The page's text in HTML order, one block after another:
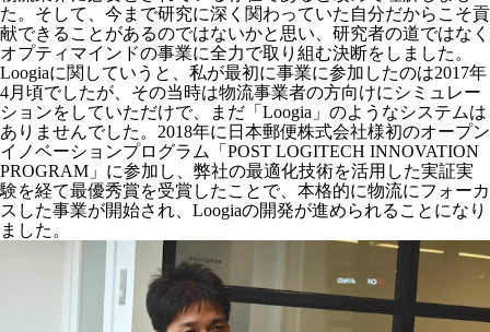
た。そして、今まで研究に深く関わっていた自分だからこそ貢
献できることがあるのではないかと思い、研究者の道ではなく
オプティマインドの事業に全力で取り組む決断をしました。
Loogiaに関していうと、私が最初に事業に参加したのは2017年
4月頃でしたが、その当時は物流事業者の方向けにシミュレー
ションをしていただけで、まだ「Loogia」のようなシステムは
ありませんでした。2018年に日本郵便株式会社様初のオープン
イノベーションプログラム「POST LOGITECH INNOVATION
PROGRAM」に参加し、弊社の最適化技術を活用した実証実
験を経て最優秀賞を受賞したことで、本格的に物流にフォーカ
スした事業が開始され、Loogiaの開発が進められることになり
ました。